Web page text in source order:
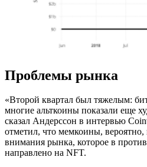
Проблемы рынка
«Второй квартал был тяжелым:
многие альткоины показали еще
сказал Андерссон в интервью
отметил, что мемкоины, вероятно,
внимания рынка, которое в
направлено на NFT.